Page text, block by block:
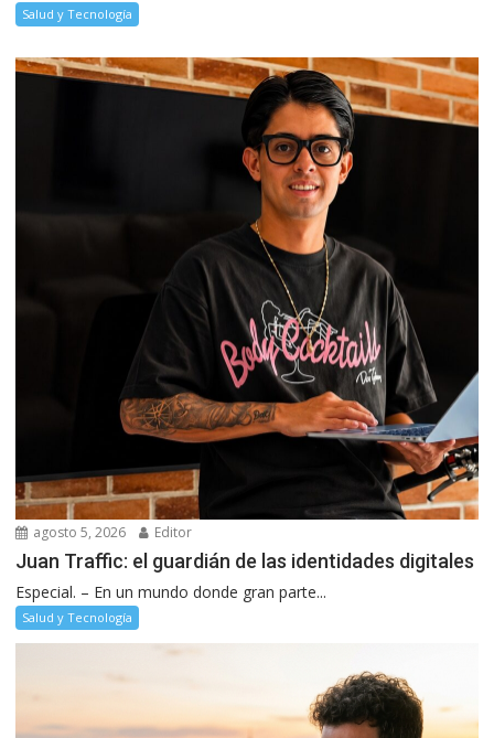
Salud y Tecnología
agosto 5, 2026 Editor
Juan Traffic: el guardián de las identidades digitales
Especial. – En un mundo donde gran parte...
Salud y Tecnología